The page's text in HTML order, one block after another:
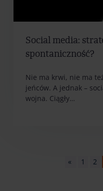
Social media:
spontaniczność?
Nie ma krwi, nie ma
jeńców. A jednak –
wojna. Ciągły…
« 1 2